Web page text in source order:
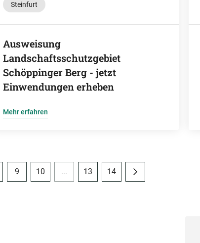
Steinfurt
Ausweisung
Landschaftsschutzgebiet
Schöppinger Berg - jetzt
Einwendungen erheben
Mehr erfahren
9 10 ... 13 14